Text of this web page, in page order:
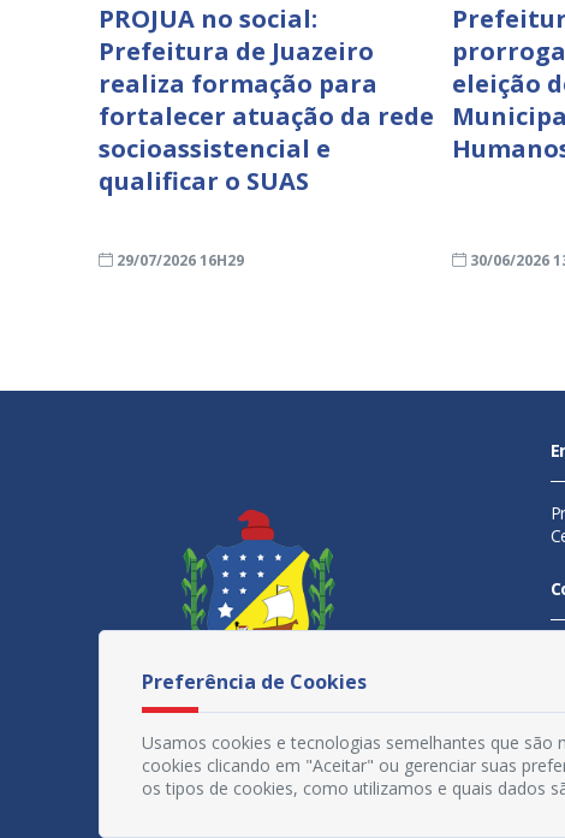
PROJUA no social:
Prefeitura de Juazeiro
realiza formação para
fortalecer atuação da rede
socioassistencial e
qualificar o SUAS
29/07/2026 16H29
eleição
30/06/2026
Preferência de Cookies
Usamos cookies e tecnologias semelhantes que
cookies clicando em "Aceitar" ou gerenciar suas
os tipos de cookies, como utilizamos e quais dados